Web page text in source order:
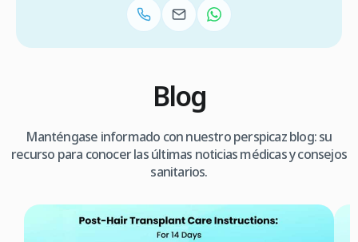
Blog
Manténgase informado con nuestro perspicaz blog: su
recurso para conocer las últimas noticias médicas y consejos
sanitarios.